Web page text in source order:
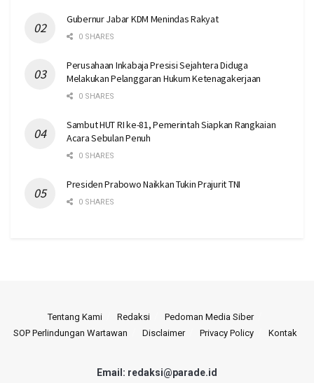
Gubernur Jabar KDM Menindas Rakyat
0 SHARES
Perusahaan Inkabaja Presisi Sejahtera Diduga
Melakukan Pelanggaran Hukum Ketenagakerjaan
0 SHARES
Sambut HUT RI ke-81, Pemerintah Siapkan Rangkaian
Acara Sebulan Penuh
0 SHARES
Presiden Prabowo Naikkan Tukin Prajurit TNI
0 SHARES
Tentang Kami Redaksi
Pedoman Media Siber
SOP Perlindungan Wartawan
Disclaimer Privacy Policy Kontak
Email: redaksi@parade.id